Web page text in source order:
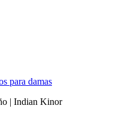
para damas
| Indian Kinor